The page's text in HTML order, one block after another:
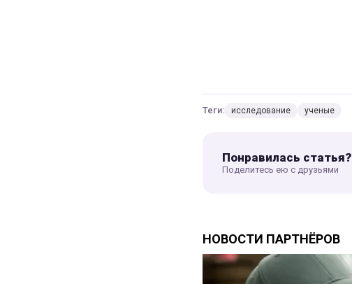
Теги: исследование ученые
Понравилась статья?
Поделитесь ею с друзьями